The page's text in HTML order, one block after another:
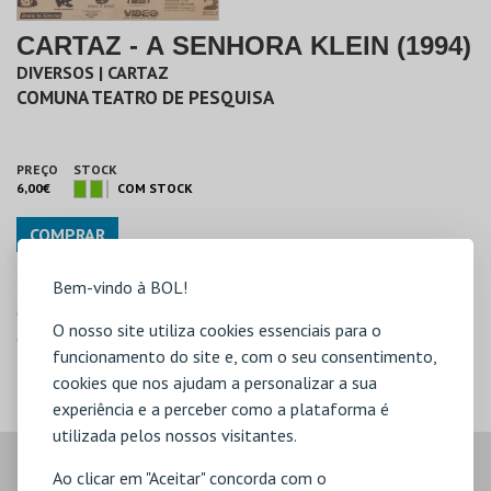
Bem-vindo à BOL!
O nosso site utiliza cookies essenciais para o
funcionamento do site e, com o seu consentimento,
cookies que nos ajudam a personalizar a sua
experiência e a perceber como a plataforma é
utilizada pelos nossos visitantes.
Ao clicar em "Aceitar" concorda com o
CARTAZ - A SENHORA KLEIN (1994)
DIVERSOS | CARTAZ
COMUNA TEATRO DE PESQUISA
PREÇO
6,00€
STOCK
COM STOCK
COMPRAR
DESCRIÇÃO
Cartaz original da peça A SENHORA KLEIN (1994), com
encenação de João Mota.
OUTRAS INFORMAÇÕES
Não inclui embalagem de transporte
VEJA AINDA: